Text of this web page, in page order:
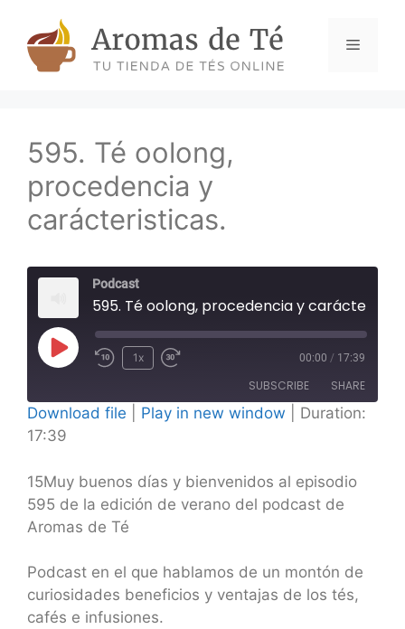
content
Menu
595. Té oolong,
procedencia y
carácteristicas.
Podcast
Play
1x 00:00 / 17:39
SUBSCRIBE SHARE
SHARE
LINK
Download file Play in new window
Duration:
17:39
15Muy buenos días y bienvenidos al episodio
595 de la edición de verano del podcast de
Aromas de Té
Podcast en el que hablamos de un montón de
curiosidades beneficios y ventajas de los tés,
cafés e infusiones.